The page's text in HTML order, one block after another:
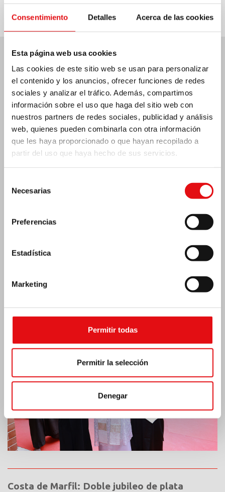
Consentimiento Detalles Acerca de las cookies
Esta página web usa cookies
Las cookies de este sitio web se usan para personalizar
el contenido y los anuncios, ofrecer funciones de redes
sociales y analizar el tráfico. Además, compartimos
información sobre el uso que haga del sitio web con
nuestros partners de redes sociales, publicidad y análisis
web, quienes pueden combinarla con otra información
que les haya proporcionado o que hayan recopilado a
partir del uso que haya hecho de sus servicios.
Necesarias
Preferencias
Estadística
Marketing
Permitir todas
Permitir la selección
Denegar
Últimas noticias:
MÉXICO: ASAMBLEA PLENARIA OCD
Carmeli»
Costa de Marfil: Doble jubileo de plata